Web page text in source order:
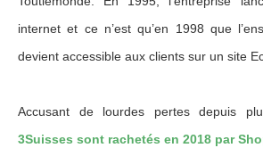
internet et ce n’est qu’en 1998 que
devient accessible aux clients sur un site
Accusant de lourdes pertes depuis
3Suisses sont rachetés en 2018 par